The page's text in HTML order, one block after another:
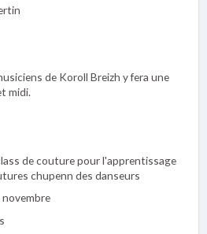
de Koroll Breizh y fera une
midi.
de couture pour l'apprentissage
chupenn des danseurs
novembre